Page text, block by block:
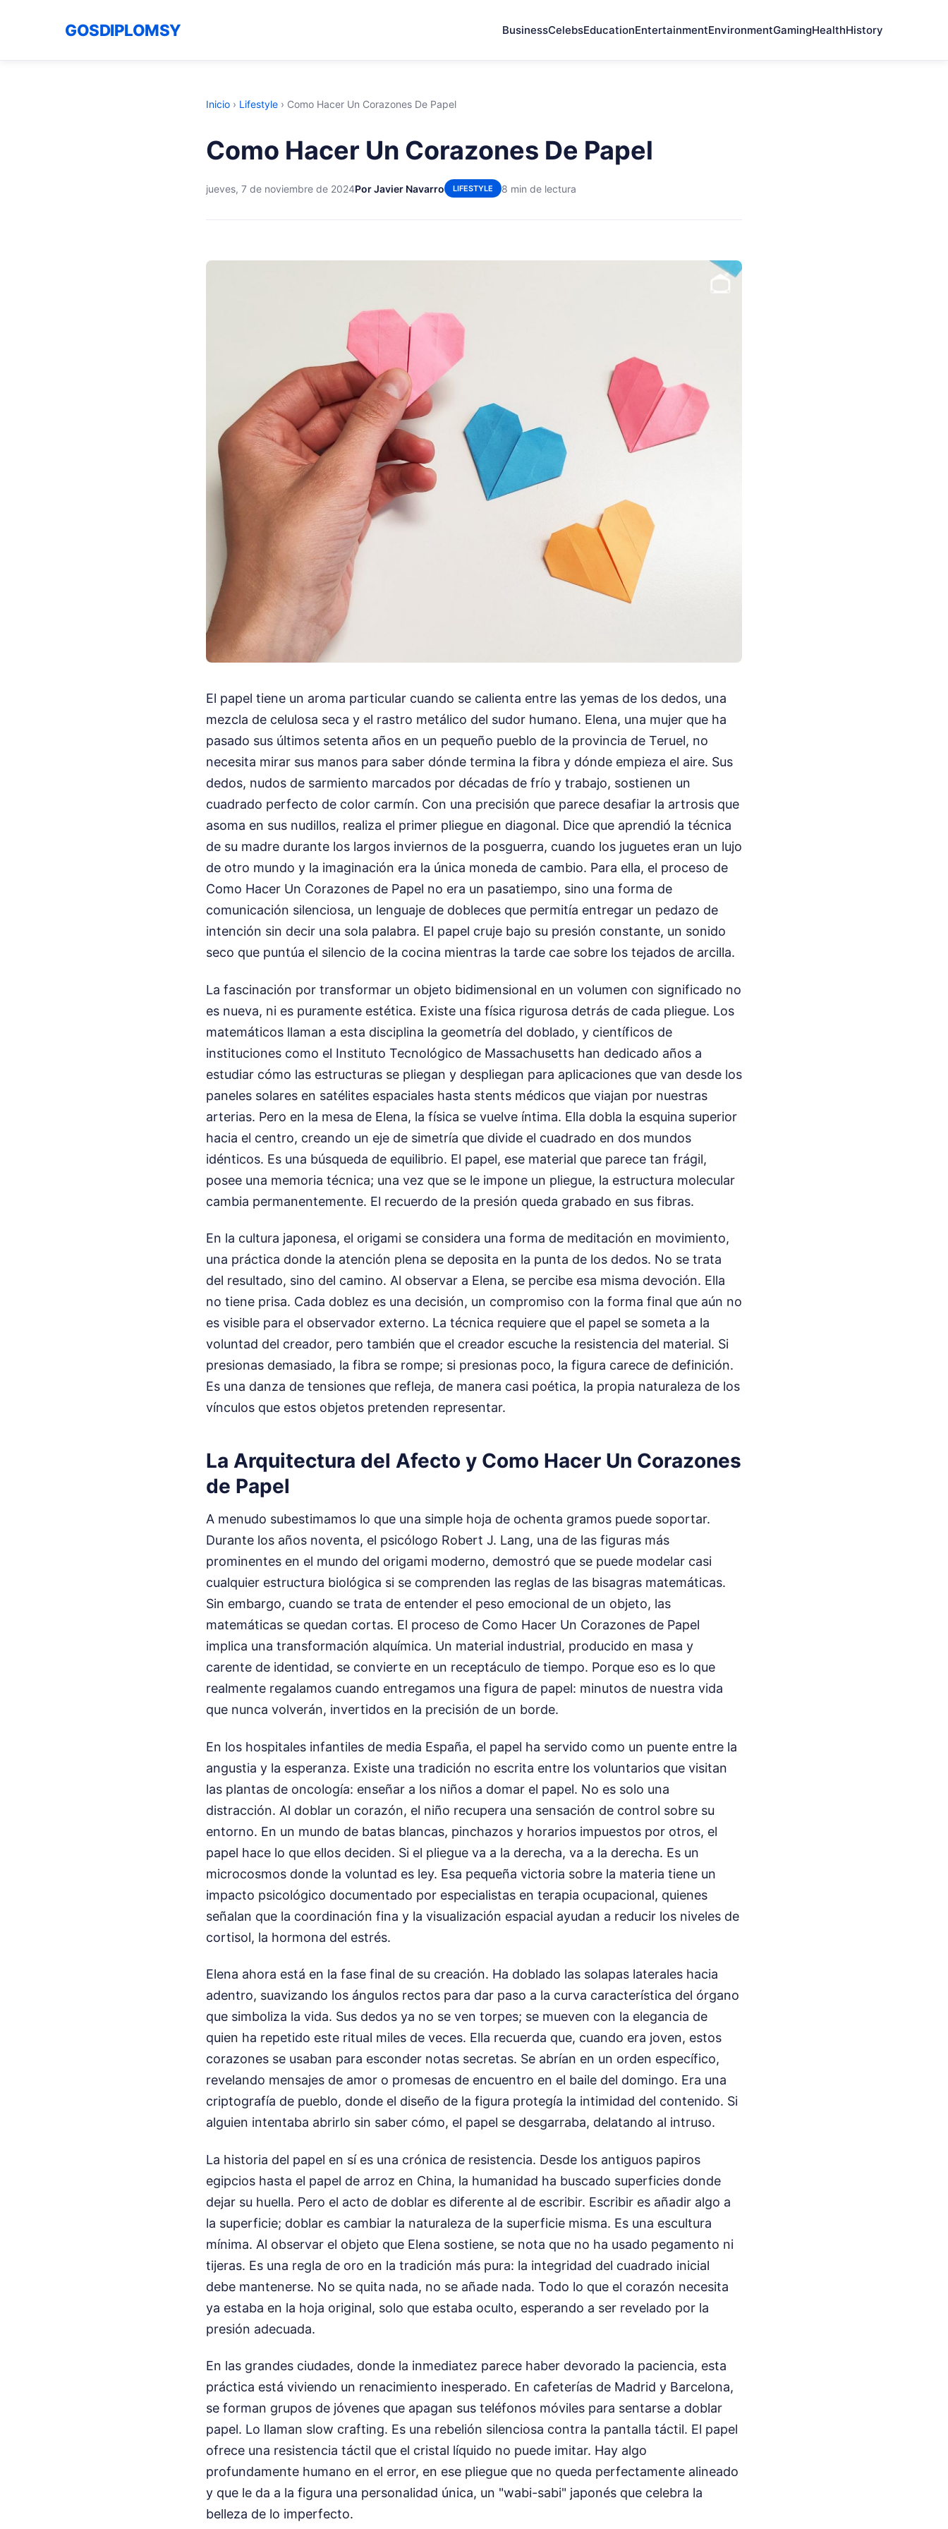
GOSDIPLOMSY BusinessCelebsEducationEntertainmentEnvironmentGamingHealthHistory
Inicio › Lifestyle › Como Hacer Un Corazones De Papel
Como Hacer Un Corazones De Papel
jueves, 7 de noviembre de 2024Por Javier Navarro LIFESTYLE 8 min de lectura
El papel tiene un aroma particular cuando se calienta entre las yemas de los dedos, una
mezcla de celulosa seca y el rastro metálico del sudor humano. Elena, una mujer que ha
pasado sus últimos setenta años en un pequeño pueblo de la provincia de Teruel, no
necesita mirar sus manos para saber dónde termina la fibra y dónde empieza el aire. Sus
dedos, nudos de sarmiento marcados por décadas de frío y trabajo, sostienen un
cuadrado perfecto de color carmín. Con una precisión que parece desafiar la artrosis que
asoma en sus nudillos, realiza el primer pliegue en diagonal. Dice que aprendió la técnica
de su madre durante los largos inviernos de la posguerra, cuando los juguetes eran un lujo
de otro mundo y la imaginación era la única moneda de cambio. Para ella, el proceso de
Como Hacer Un Corazones de Papel no era un pasatiempo, sino una forma de
comunicación silenciosa, un lenguaje de dobleces que permitía entregar un pedazo de
intención sin decir una sola palabra. El papel cruje bajo su presión constante, un sonido
seco que puntúa el silencio de la cocina mientras la tarde cae sobre los tejados de arcilla.
La fascinación por transformar un objeto bidimensional en un volumen con significado no
es nueva, ni es puramente estética. Existe una física rigurosa detrás de cada pliegue. Los
matemáticos llaman a esta disciplina la geometría del doblado, y científicos de
instituciones como el Instituto Tecnológico de Massachusetts han dedicado años a
estudiar cómo las estructuras se pliegan y despliegan para aplicaciones que van desde los
paneles solares en satélites espaciales hasta stents médicos que viajan por nuestras
arterias. Pero en la mesa de Elena, la física se vuelve íntima. Ella dobla la esquina superior
hacia el centro, creando un eje de simetría que divide el cuadrado en dos mundos
idénticos. Es una búsqueda de equilibrio. El papel, ese material que parece tan frágil,
posee una memoria técnica; una vez que se le impone un pliegue, la estructura molecular
cambia permanentemente. El recuerdo de la presión queda grabado en sus fibras.
En la cultura japonesa, el origami se considera una forma de meditación en movimiento,
una práctica donde la atención plena se deposita en la punta de los dedos. No se trata
del resultado, sino del camino. Al observar a Elena, se percibe esa misma devoción. Ella
no tiene prisa. Cada doblez es una decisión, un compromiso con la forma final que aún no
es visible para el observador externo. La técnica requiere que el papel se someta a la
voluntad del creador, pero también que el creador escuche la resistencia del material. Si
presionas demasiado, la fibra se rompe; si presionas poco, la figura carece de definición.
Es una danza de tensiones que refleja, de manera casi poética, la propia naturaleza de los
vínculos que estos objetos pretenden representar.
La Arquitectura del Afecto y Como Hacer Un Corazones
de Papel
A menudo subestimamos lo que una simple hoja de ochenta gramos puede soportar.
Durante los años noventa, el psicólogo Robert J. Lang, una de las figuras más
prominentes en el mundo del origami moderno, demostró que se puede modelar casi
cualquier estructura biológica si se comprenden las reglas de las bisagras matemáticas.
Sin embargo, cuando se trata de entender el peso emocional de un objeto, las
matemáticas se quedan cortas. El proceso de Como Hacer Un Corazones de Papel
implica una transformación alquímica. Un material industrial, producido en masa y
carente de identidad, se convierte en un receptáculo de tiempo. Porque eso es lo que
realmente regalamos cuando entregamos una figura de papel: minutos de nuestra vida
que nunca volverán, invertidos en la precisión de un borde.
En los hospitales infantiles de media España, el papel ha servido como un puente entre la
angustia y la esperanza. Existe una tradición no escrita entre los voluntarios que visitan
las plantas de oncología: enseñar a los niños a domar el papel. No es solo una
distracción. Al doblar un corazón, el niño recupera una sensación de control sobre su
entorno. En un mundo de batas blancas, pinchazos y horarios impuestos por otros, el
papel hace lo que ellos deciden. Si el pliegue va a la derecha, va a la derecha. Es un
microcosmos donde la voluntad es ley. Esa pequeña victoria sobre la materia tiene un
impacto psicológico documentado por especialistas en terapia ocupacional, quienes
señalan que la coordinación fina y la visualización espacial ayudan a reducir los niveles de
cortisol, la hormona del estrés.
Elena ahora está en la fase final de su creación. Ha doblado las solapas laterales hacia
adentro, suavizando los ángulos rectos para dar paso a la curva característica del órgano
que simboliza la vida. Sus dedos ya no se ven torpes; se mueven con la elegancia de
quien ha repetido este ritual miles de veces. Ella recuerda que, cuando era joven, estos
corazones se usaban para esconder notas secretas. Se abrían en un orden específico,
revelando mensajes de amor o promesas de encuentro en el baile del domingo. Era una
criptografía de pueblo, donde el diseño de la figura protegía la intimidad del contenido. Si
alguien intentaba abrirlo sin saber cómo, el papel se desgarraba, delatando al intruso.
La historia del papel en sí es una crónica de resistencia. Desde los antiguos papiros
egipcios hasta el papel de arroz en China, la humanidad ha buscado superficies donde
dejar su huella. Pero el acto de doblar es diferente al de escribir. Escribir es añadir algo a
la superficie; doblar es cambiar la naturaleza de la superficie misma. Es una escultura
mínima. Al observar el objeto que Elena sostiene, se nota que no ha usado pegamento ni
tijeras. Es una regla de oro en la tradición más pura: la integridad del cuadrado inicial
debe mantenerse. No se quita nada, no se añade nada. Todo lo que el corazón necesita
ya estaba en la hoja original, solo que estaba oculto, esperando a ser revelado por la
presión adecuada.
En las grandes ciudades, donde la inmediatez parece haber devorado la paciencia, esta
práctica está viviendo un renacimiento inesperado. En cafeterías de Madrid y Barcelona,
se forman grupos de jóvenes que apagan sus teléfonos móviles para sentarse a doblar
papel. Lo llaman slow crafting. Es una rebelión silenciosa contra la pantalla táctil. El papel
ofrece una resistencia táctil que el cristal líquido no puede imitar. Hay algo
profundamente humano en el error, en ese pliegue que no queda perfectamente alineado
y que le da a la figura una personalidad única, un "wabi-sabi" japonés que celebra la
belleza de lo imperfecto.